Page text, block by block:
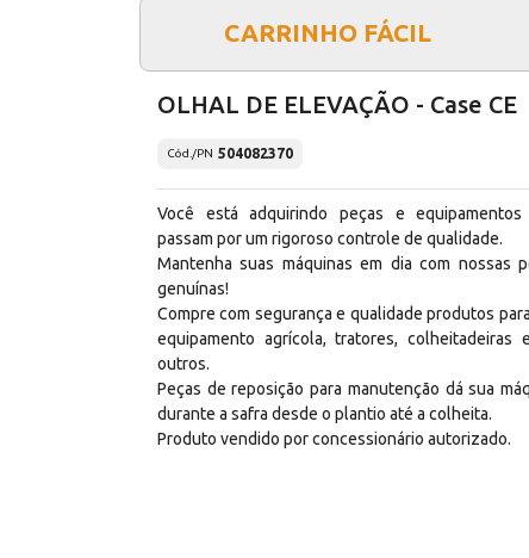
CARRINHO FÁCIL
OLHAL DE ELEVAÇÃO - Case CE
Cód./PN 504082370
Você está adquirindo peças e equipamentos
passam por um rigoroso controle de qualidade.
Mantenha suas máquinas em dia com nossas
genuínas!
Compre com segurança e qualidade produtos
equipamento agrícola, tratores, colheitadeiras
outros.
Peças de reposição para manutenção dá sua
durante a safra desde o plantio até a colheita.
Produto vendido por concessionário autorizado.